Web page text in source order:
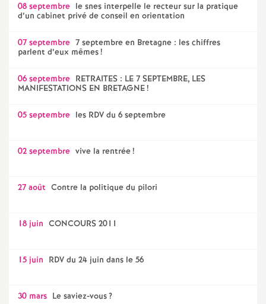
08 septembre le snes interpelle le recteur sur la pratique
d’un cabinet privé de conseil en orientation
07 septembre 7 septembre en Bretagne : les chiffres
parlent d’eux mêmes!
06 septembre RETRAITES : LE 7 SEPTEMBRE, LES
MANIFESTATIONS EN BRETAGNE!
05 septembre les RDV du 6 septembre
02 septembre vive la rentrée!
27 août Contre la politique du pilori
18 juin CONCOURS 2011
15 juin RDV du 24 juin dans le 56
30 mars Le saviez-vous?